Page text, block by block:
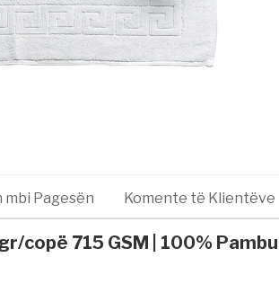
Pagesën Komente të Klientëve
copë 715 GSM | 100%